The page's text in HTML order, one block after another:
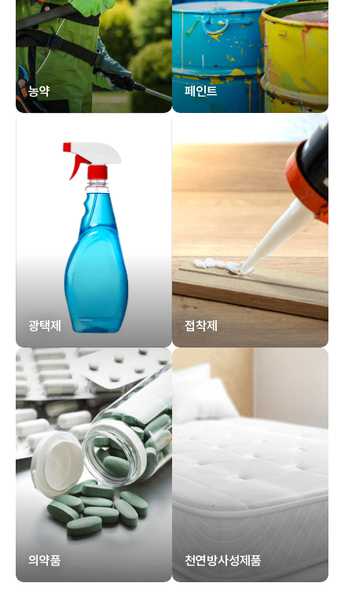
농약 페인트
광택제 접착제
의약품 천연방사성제품